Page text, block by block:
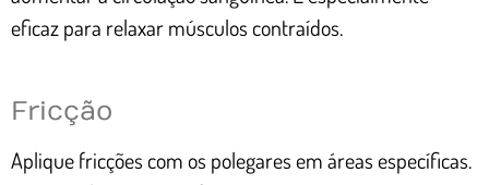
eficaz para relaxar músculos contraídos.
Fricção
Aplique fricções com os polegares em áreas específicas.